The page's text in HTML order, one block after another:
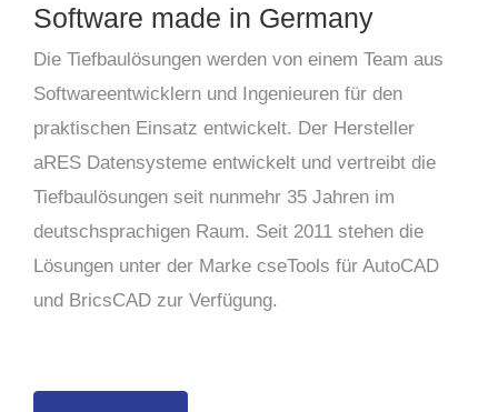
Software made in Germany
Die Tiefbaulösungen werden von einem Team aus
Softwareentwicklern und Ingenieuren für den
praktischen Einsatz entwickelt. Der Hersteller
aRES Datensysteme entwickelt und vertreibt die
Tiefbaulösungen seit nunmehr 35 Jahren im
deutschsprachigen Raum. Seit 2011 stehen die
Lösungen unter der Marke cseTools für AutoCAD
und BricsCAD zur Verfügung.